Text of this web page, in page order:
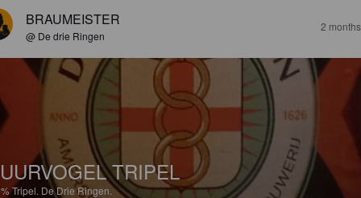
BRAUMEISTER
@ De drie Ringen
2
TRIPEL
Tripel. De Drie Ringen.